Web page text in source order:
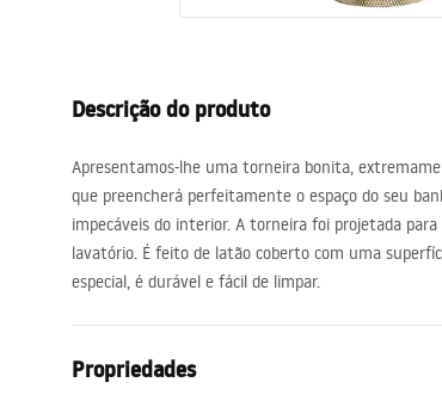
Chuveiros de casa de banho
Acessórios de casa de banho,
acessórios de casa de banho
Descrição do produto
Apresentamos-lhe uma torneira bonita,
que preencherá perfeitamente o espaço do seu
impecáveis ​​do interior. A torneira foi projetada
lavatório. É feito de latão coberto com uma
especial, é durável e fácil de limpar.
Propriedades